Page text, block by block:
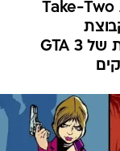
לאחר שכבר התלוננה בעבר, חברת Take-Two
המפתחים שפיתחה גרסאות חדשות של GTA 3